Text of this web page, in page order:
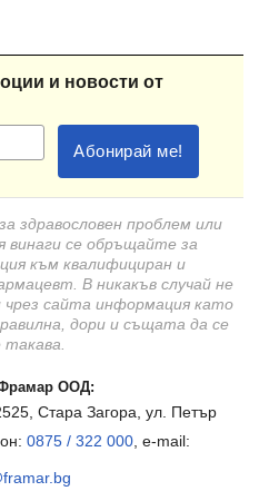
и новости от
здравословен проблем или
винаги се обръщайте за
към квалифициран и
В никакъв случай не
сайта информация като
дори и същата да се
ООД:
Стара Загора, ул. Петър
0875 / 322 000, e-mail: